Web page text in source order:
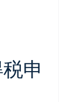
申